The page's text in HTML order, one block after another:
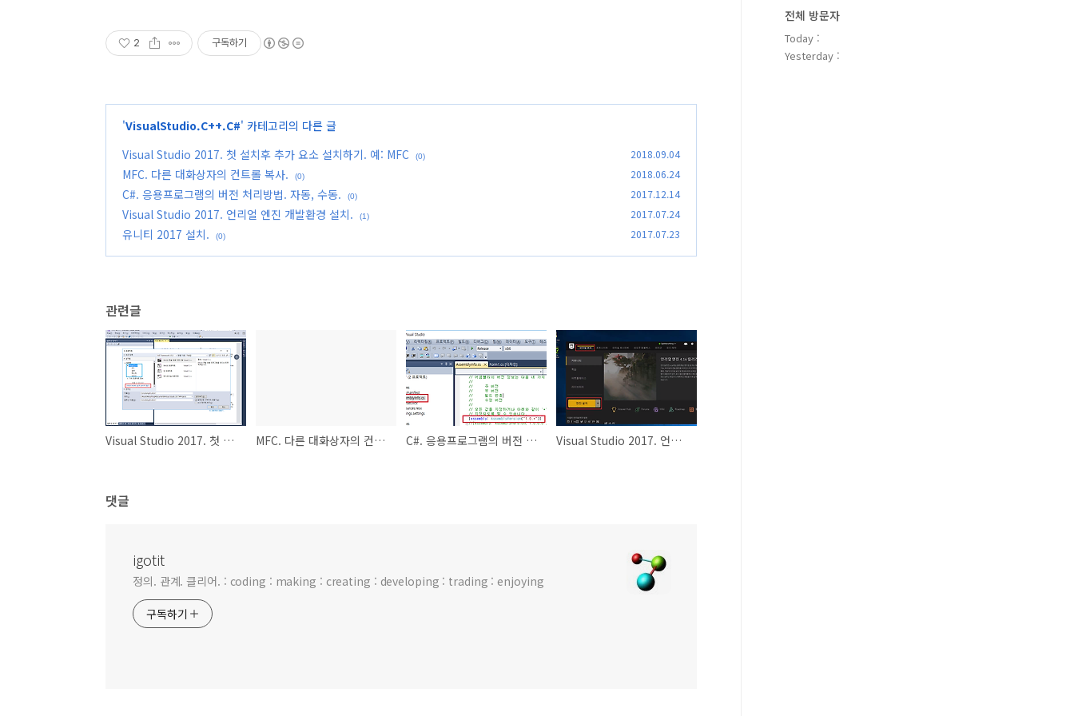
2 구독하기
'VisualStudio.C++.C#' 카테고리의 다른 글
Visual Studio 2017. 첫 설치후 추가 요소 설치하기. 예: MFC
(0) 2018.09.04
MFC. 다른 대화상자의 컨트롤 복사. (0) 2018.06.24
C#. 응용프로그램의 버전 처리방법. 자동, 수동. (0) 2017.12.14
Visual Studio 2017. 언리얼 엔진 개발환경 설치. (1) 2017.07.24
유니티 2017 설치. (0) 2017.07.23
관련글
Visual Studio 2017. 첫 설치후 추가 요소 설치하기. 예: MFC MFC. 다른 대화상자의 컨트롤 복사. C#. 응용프로그램의 버전 처리방법. 자동, 수동. Visual Studio 2017. 언리얼 엔진 개발환경 설치.
댓글
igotit
정의. 관계. 클리어. : coding : making : creating : developing : trading : enjoying
구독하기
전체 방문자
Today :
Yesterday :